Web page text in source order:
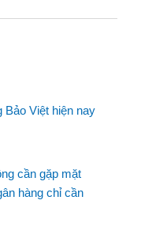
Bảo Việt hiện nay
cần gặp mặt
hàng chỉ cần